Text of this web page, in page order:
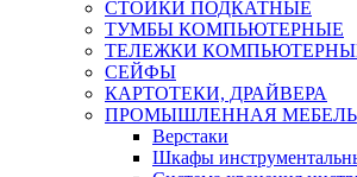
СТОЙКИ ПОДКАТНЫЕ
ТУМБЫ КОМПЬЮТЕРНЫЕ
ТЕЛЕЖКИ
СЕЙФЫ
КАРТОТЕКИ, ДРАЙВЕРА
ПРОМЫШЛЕННАЯ МЕБЕЛЬ
Верстаки
Шкафы